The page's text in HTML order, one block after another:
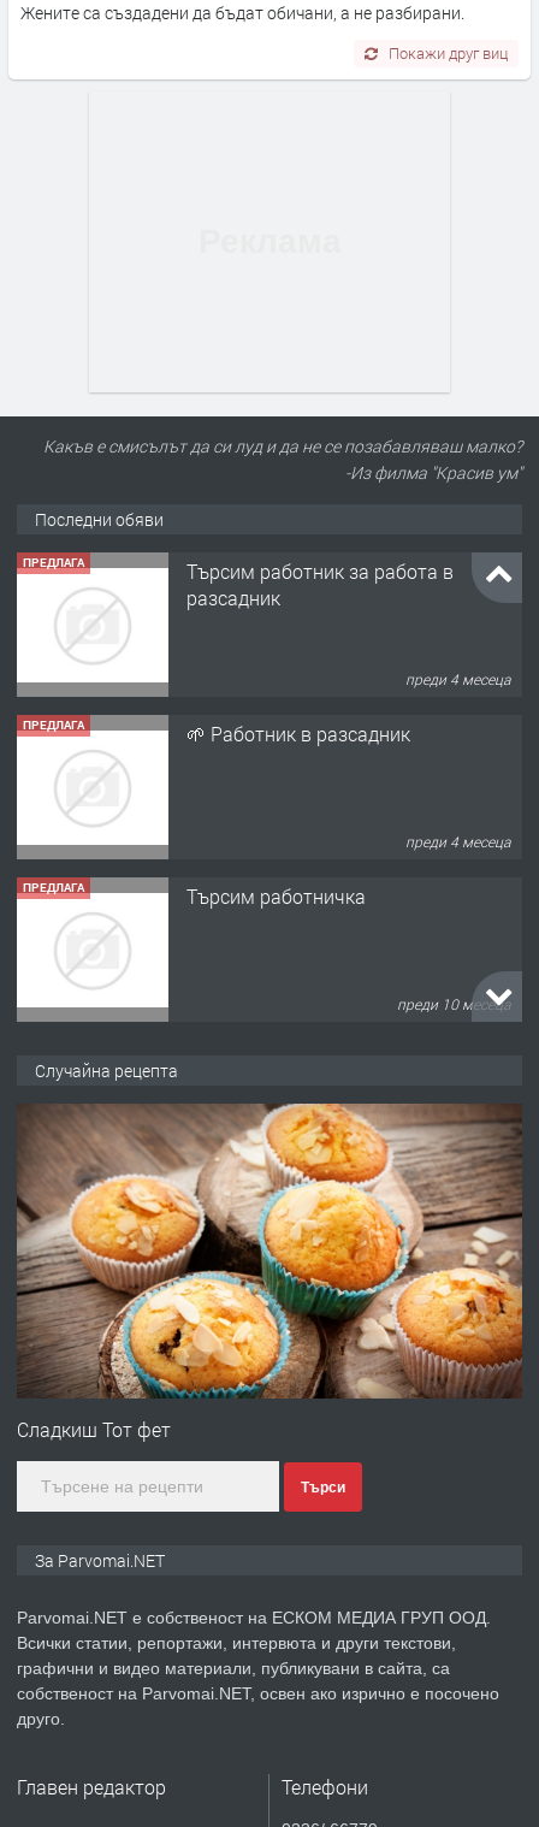
Жените са създадени да бъдат обичани, а не разбирани.
Покажи друг виц
Какъв е смисълът да си луд и да не се позабавляваш малко?
-Из филма "Красив ум"
Последни обяви
ПРЕДЛАГА
Търсим работник за работа в
разсадник
преди 4 месеца
ПРЕДЛАГА 🌱 Работник в разсадник
преди 4 месеца
ПРЕДЛАГА Търсим работничка
преди 10 месеца
преди 1 година
ПРЕДЛАГА Работа за общи работници
преди 1 година
ПРЕДЛАГА
Първи поход "По стъпките на Ангел
преди 1 година
ПРЕДЛАГА Уроци по Математика
Случайна рецепта
Сладкиш Тот фет
Търси
За Parvomai.NET
Parvomai.NET е собственост на ЕСКОМ МЕДИА ГРУП ООД.
Всички статии, репортажи, интервюта и други текстови,
графични и видео материали, публикувани в сайта, са
собственост на Parvomai.NET, освен ако изрично е посочено
друго.
Главен редактор Телефони